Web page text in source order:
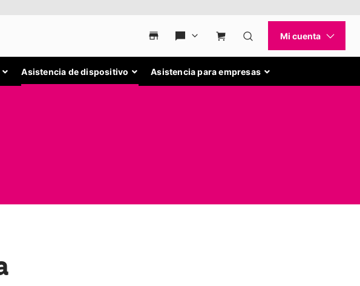
Asistencia de dispositivo Asistencia para empresas